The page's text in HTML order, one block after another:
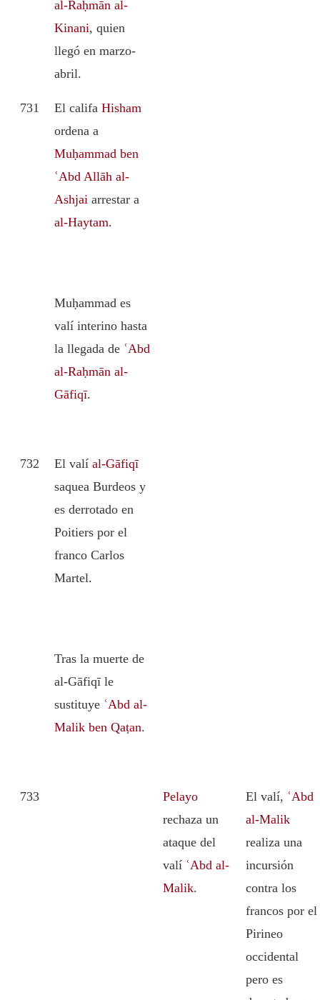
al-Raḥmān al-
Kinani, quien
llegó en marzo-
abril.
731 El califa Hisham
ordena a
Muḥammad ben
ʿAbd Allāh al-
Ashjai arrestar a
al-Haytam.
Muḥammad es
valí interino hasta
la llegada de ʿAbd
al-Raḥmān al-
Gāfiqī.
732 El valí al-Gāfiqī
saquea Burdeos y
es derrotado en
Poitiers por el
franco Carlos
Martel.
Tras la muerte de
al-Gāfiqī le
sustituye ʿAbd al-
Malik ben Qaṭan.
733
Pelayo
rechaza un
ataque del
valí ʿAbd al-
Malik.
El valí, ʿAbd
al-Malik
realiza una
incursión
contra los
francos por el
Pirineo
occidental
pero es